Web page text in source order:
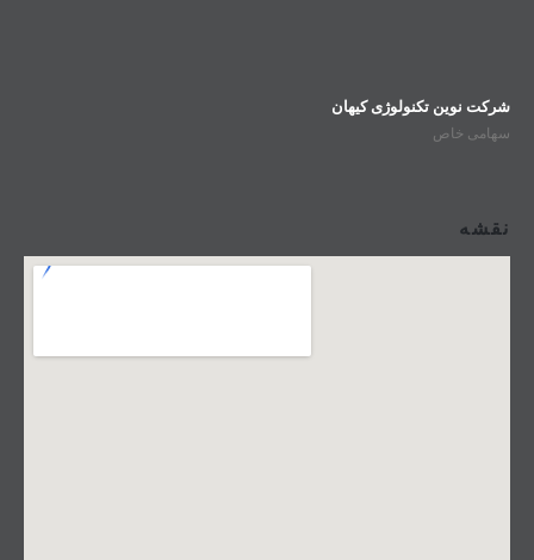
شرکت نوین تکنولوژی کیهان
سهامی خاص
نقشه